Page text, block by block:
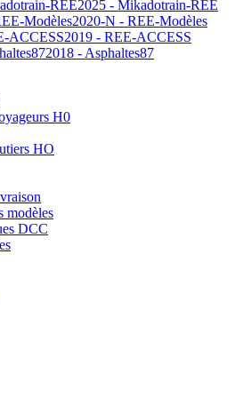
2025 - Mikadotrain-REE
2020-N - REE-Modèles
2019 - REE-ACCESS
2018 - Asphaltes87
H0
HO
modèles
DCC